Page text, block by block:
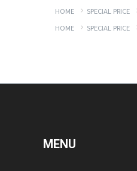
HOME SPECIAL PRICE
HOME SPECIAL PRICE
MENU